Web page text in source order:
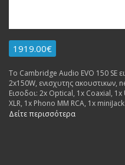
1919.00€
Το Cambridge Audio EVO 150 SE
2x150W, ενισχυτης ακουστικων,
Εισοδοι: 2x Optical, 1x Coaxial, 1x
XLR, 1x Phono MM RCA, 1x
Εξοδοι: 1x PreOut RCA, 1x SUB RCA.
Δείτε περισσότερα